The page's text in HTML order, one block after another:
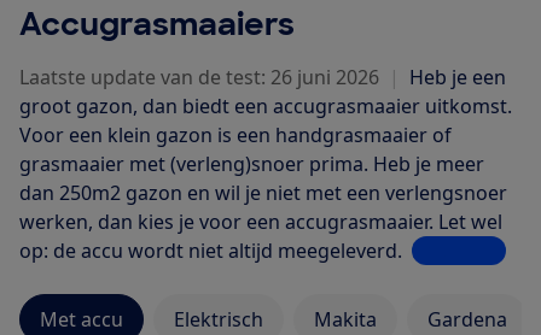
Accugrasmaaiers
Laatste update van de test: 26 juni 2026 | Heb je een
groot gazon, dan biedt een accugrasmaaier uitkomst.
Voor een klein gazon is een handgrasmaaier of
grasmaaier met (verleng)snoer prima. Heb je meer
dan 250m2 gazon en wil je niet met een verlengsnoer
werken, dan kies je voor een accugrasmaaier. Let wel
op: de accu wordt niet altijd meegeleverd. Lees meer
Met accu Elektrisch Makita Gardena